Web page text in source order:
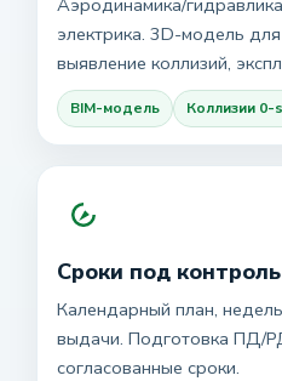
Аэродинамика/
электрика. 3D-модель
выявление коллизий,
BIM-модель Коллизии 0-
Сроки под контроль
Календарный план,
выдачи. Подготовка ПД/
согласованные сроки.